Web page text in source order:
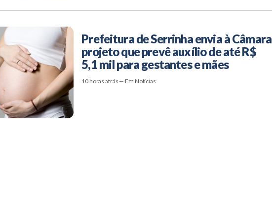
Prefeitura de Serrinha envia à Câmara
projeto que prevê auxílio de até R$
5,1 mil para gestantes e mães
10 horas atrás — Em Notícias